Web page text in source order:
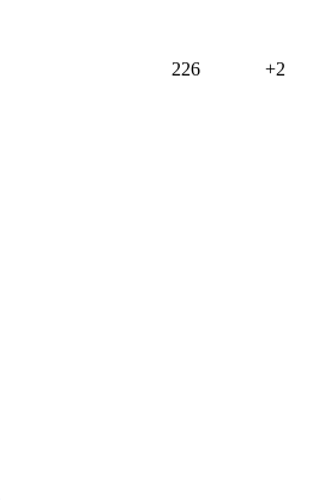
226 +2